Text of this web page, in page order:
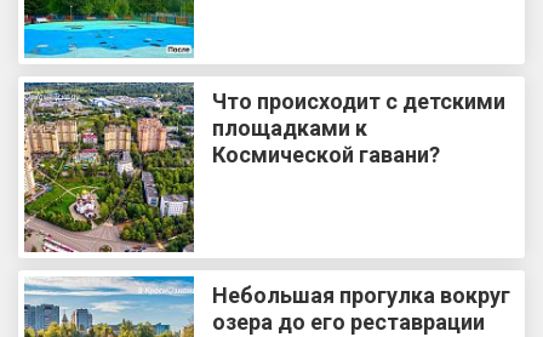
Что происходит с детскими
площадками к
Космической гавани?
Небольшая прогулка вокруг
озера до его реставрации